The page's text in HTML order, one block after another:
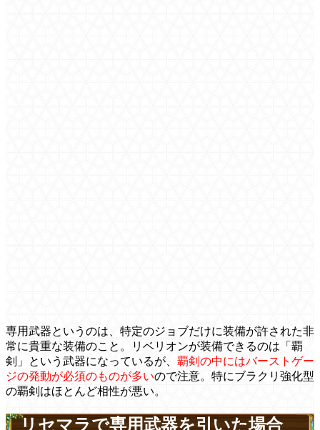
専用武器というのは、特定のジョブだけに装備が許された非
常に貴重な装備のこと。リベリオンが装備できるのは「覇
剣」という武器になっているが、 覇剣の中にはバーストゲー
ジの発動が必須のものが多いので注意。特にブラクリ強化型
の覇剣はほとんど相性が悪い。
リセマラで専用武器を引いた場合